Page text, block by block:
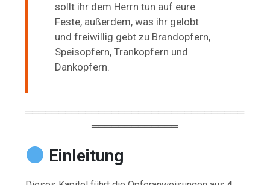
sollt ihr dem Herrn tun auf eure
Feste, außerdem, was ihr gelobt
und freiwillig gebt zu Brandopfern,
Speisopfern, Trankopfern und
Dankopfern.
═════════════════════════════════
═════════════
Einleitung